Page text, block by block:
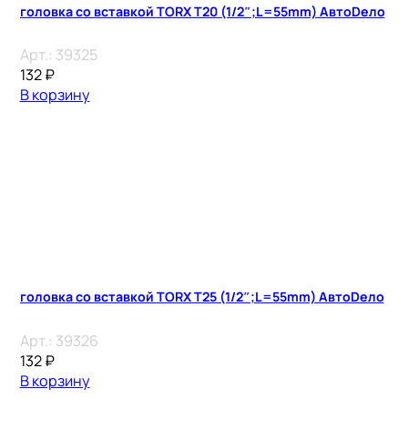
головка со вставкой TORX T20 (1/2″;L=55mm) АвтоDело
Арт.: 39325
132₽
В корзину
головка со вставкой TORX T25 (1/2″;L=55mm) АвтоDело
Арт.: 39326
132₽
В корзину